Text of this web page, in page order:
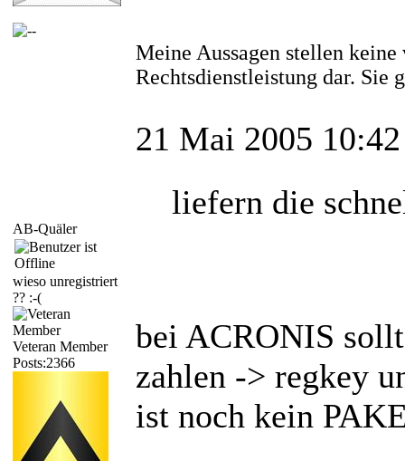
Meine Aussagen stellen
Rechtsdienstleistung dar. Sie
AB-Quäler
wieso unregistriert
?? :-(
Veteran Member
Posts:2366
21 Mai 2005 10:42
liefern die
bei ACRONIS
zahlen -> regkey
ist noch kein